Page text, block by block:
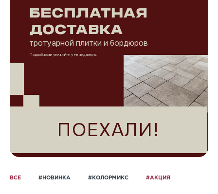
БЕСПЛАТНАЯ
ДОСТАВКА
тротуарной плитки и бордюров
Подробности уточняйте у менеджера.
ПОЕХАЛИ!
ВСЕ #НОВИНКА #КОЛОРМИКС #АКЦИЯ